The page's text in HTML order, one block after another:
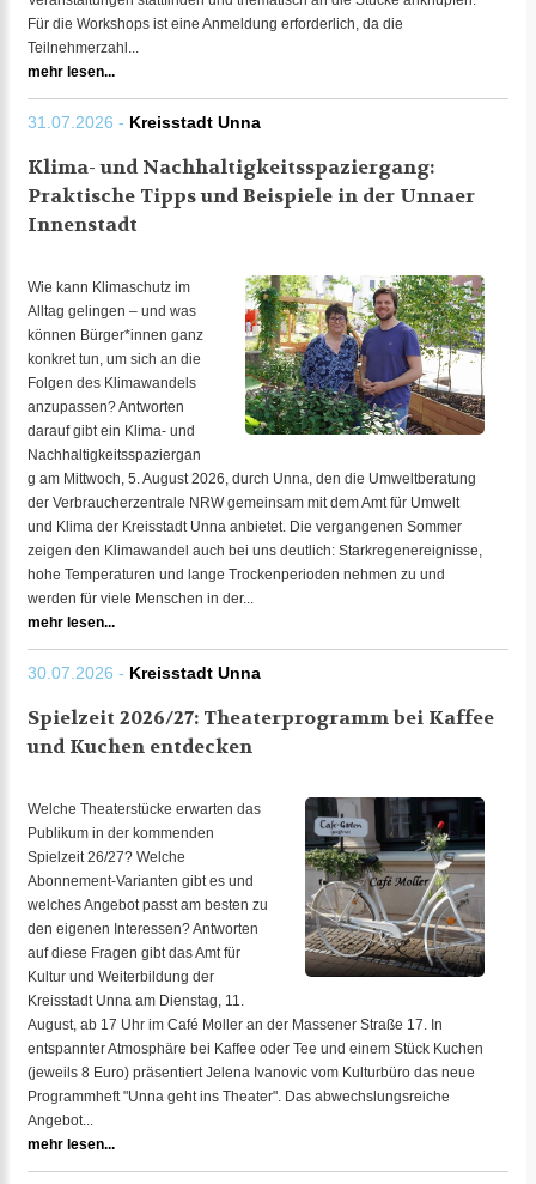
Für die Workshops ist eine Anmeldung erforderlich, da die
Teilnehmerzahl...
mehr lesen...
31.07.2026 - Kreisstadt Unna
Klima- und Nachhaltigkeitsspaziergang:
Praktische Tipps und Beispiele in der Unnaer
Innenstadt
Wie kann Klimaschutz im
Alltag gelingen – und was
können Bürger*innen ganz
konkret tun, um sich an die
Folgen des Klimawandels
anzupassen? Antworten
darauf gibt ein Klima- und
Nachhaltigkeitsspaziergan
g am Mittwoch, 5. August 2026, durch Unna, den die Umweltberatung
der Verbraucherzentrale NRW gemeinsam mit dem Amt für Umwelt
und Klima der Kreisstadt Unna anbietet. Die vergangenen Sommer
zeigen den Klimawandel auch bei uns deutlich: Starkregenereignisse,
hohe Temperaturen und lange Trockenperioden nehmen zu und
werden für viele Menschen in der...
mehr lesen...
30.07.2026 - Kreisstadt Unna
Spielzeit 2026/27: Theaterprogramm bei Kaffee
und Kuchen entdecken
Welche Theaterstücke erwarten das
Publikum in der kommenden
Spielzeit 26/27? Welche
Abonnement-Varianten gibt es und
welches Angebot passt am besten zu
den eigenen Interessen? Antworten
auf diese Fragen gibt das Amt für
Kultur und Weiterbildung der
Kreisstadt Unna am Dienstag, 11.
August, ab 17 Uhr im Café Moller an der Massener Straße 17. In
entspannter Atmosphäre bei Kaffee oder Tee und einem Stück Kuchen
(jeweils 8 Euro) präsentiert Jelena Ivanovic vom Kulturbüro das neue
Programmheft "Unna geht ins Theater". Das abwechslungsreiche
Angebot...
mehr lesen...